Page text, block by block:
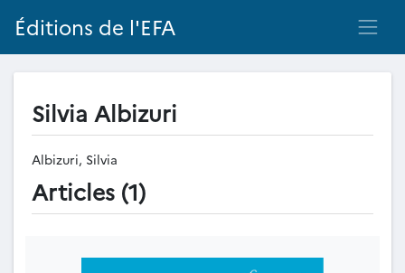
Éditions de l'EFA
Silvia Albizuri
Albizuri, Silvia
Articles (1)